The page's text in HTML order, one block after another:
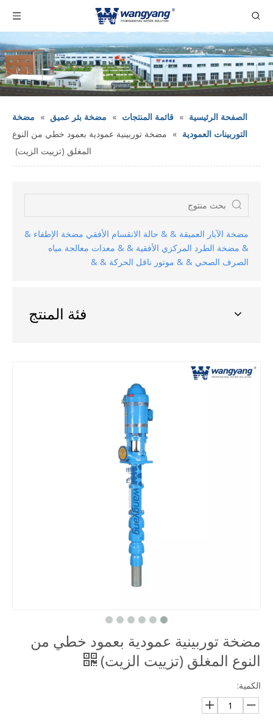
الصفحة الرئيسية » قائمة المنتجات » مضخة بئر عميق » مضخة
التوربينات العمودية » مضخة توربينية عمودية بعمود خطي من النوع
المغلق (تزييت الزيت)
مضخة الآبار العميقة & & حالة الانقسام الأفقي مضخة الإطفاء &
& مضخة الطرد المركزي الأفقية & & معدات معالجة مياه
الصرف الصحي & & موتور ناقل الحركة & &
فئة المنتج
مضخة توربينية عمودية بعمود خطي من
النوع المغلق (تزييت الزيت)
الكمية: